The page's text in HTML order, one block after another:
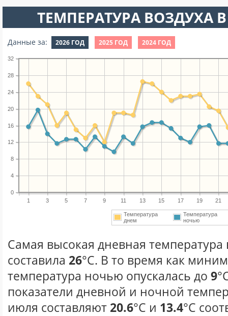
ТЕМПЕРАТУРА ВОЗДУХА
Данные за: 2026 ГОД 2025 ГОД 2024 ГОД
1 3 5 7 9 11 13 15 17 19 21
0
4
8
12
16
20
24
28
32
Температура
днем
Температура
ночью
Самая высокая дневная температура
составила 26°С. В то время как
температура ночью опускалась до 9
показатели дневной и ночной
июля составляют 20.6°С и 13.4°С